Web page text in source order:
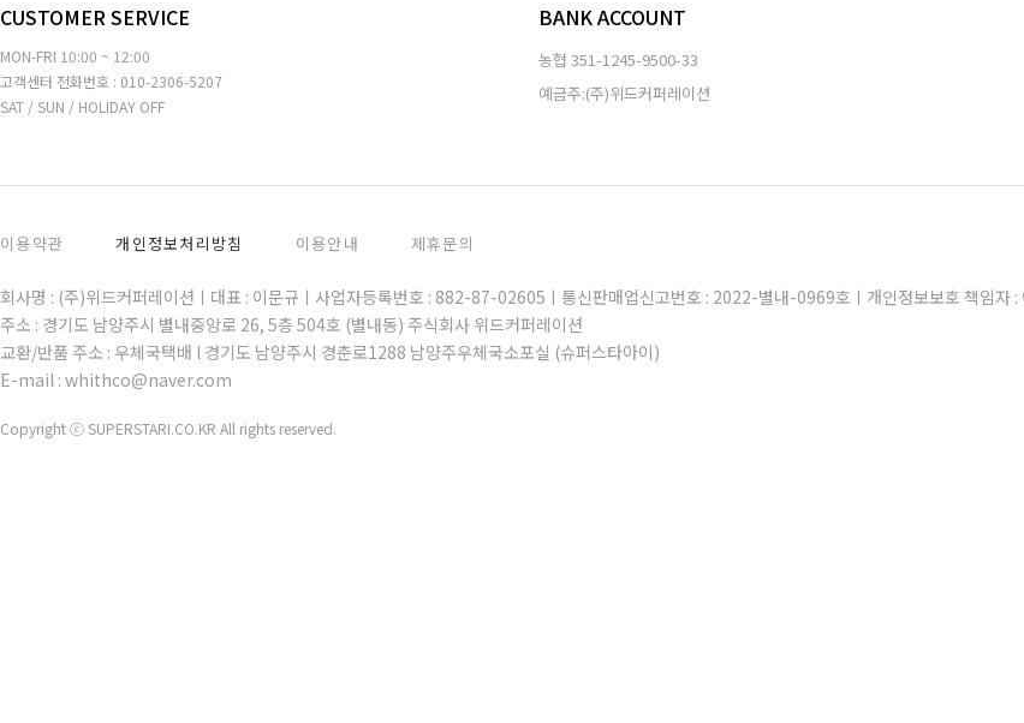
CUSTOMER SERVICE
MON-FRI 10:00 ~ 12:00
고객센터 전화번호 : 010-2306-5207
SAT / SUN / HOLIDAY OFF
BANK ACCOUNT
농협 351-1245-9500-33
예금주:(주)위드커퍼레이션
이용약관 개인정보처리방침 이용안내 제휴문의
회사명 : (주)위드커퍼레이션ㅣ대표 : 이문규ㅣ사업자등록번호 : 882-87-02605ㅣ통신판매업신고번호 : 2022-별내-0969호ㅣ개인정보보호 책임자 :
주소 : 경기도 남양주시 별내중앙로 26, 5층 504호 (별내동) 주식회사 위드커퍼레이션
교환/반품 주소 : 우체국택배 l 경기도 남양주시 경춘로1288 남양주우체국소포실 (슈퍼스타아이)
E-mail : whithco@naver.com
Copyright ⓒ SUPERSTARI.CO.KR All rights reserved.